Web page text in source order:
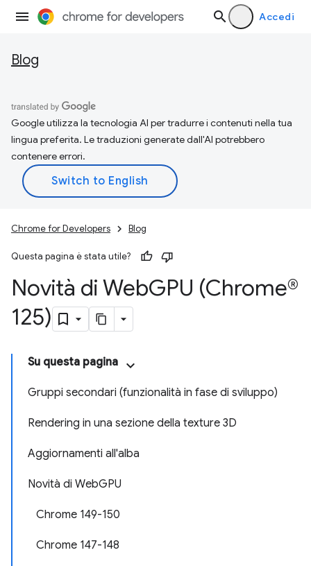
Accedi
Blog
Google utilizza la tecnologia AI per tradurre i contenuti nella tua
lingua preferita. Le traduzioni generate dall'AI potrebbero
contenere errori.
Chrome for Developers Blog
Questa pagina è stata utile?
Novità di WebGPU (Chrome®
125)
Su questa pagina
Gruppi secondari (funzionalità in fase di sviluppo)
Rendering in una sezione della texture 3D
Aggiornamenti all'alba
Novità di WebGPU
Chrome 149-150
Chrome 147-148